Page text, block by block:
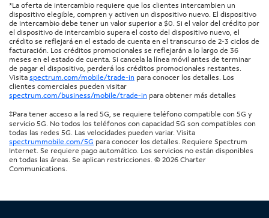
*La oferta de intercambio requiere que los clientes intercambien un
dispositivo elegible, compren y activen un dispositivo nuevo. El dispositivo
de intercambio debe tener un valor superior a $0. Si el valor del crédito por
el dispositivo de intercambio supera el costo del dispositivo nuevo, el
crédito se reflejará en el estado de cuenta en el transcurso de 2-3 ciclos de
facturación. Los créditos promocionales se reflejarán a lo largo de 36
meses en el estado de cuenta. Si cancela la línea móvil antes de terminar
de pagar el dispositivo, perderá los créditos promocionales restantes.
Visita spectrum.com/mobile/trade-in para conocer los detalles. Los
clientes comerciales pueden visitar
spectrum.com/business/mobile/trade-in para obtener más detalles
‡Para tener acceso a la red 5G, se requiere teléfono compatible con 5G y
servicio 5G. No todos los teléfonos con capacidad 5G son compatibles con
todas las redes 5G. Las velocidades pueden variar. Visita
spectrummobile.com/5G para conocer los detalles. Requiere Spectrum
Internet. Se requiere pago automático. Los servicios no están disponibles
en todas las áreas. Se aplican restricciones. © 2026 Charter
Communications.